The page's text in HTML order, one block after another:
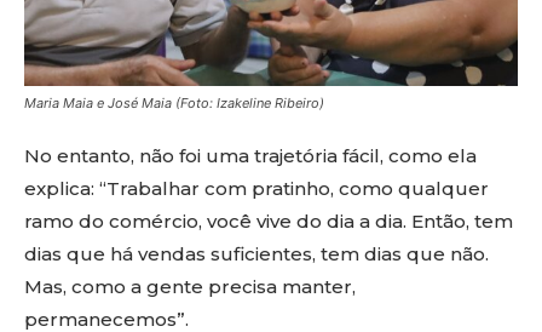
Maria Maia e José Maia (Foto: Izakeline Ribeiro)
No entanto, não foi uma trajetória fácil, como ela
explica: “Trabalhar com pratinho, como qualquer
ramo do comércio, você vive do dia a dia. Então, tem
dias que há vendas suficientes, tem dias que não.
Mas, como a gente precisa manter,
permanecemos”.